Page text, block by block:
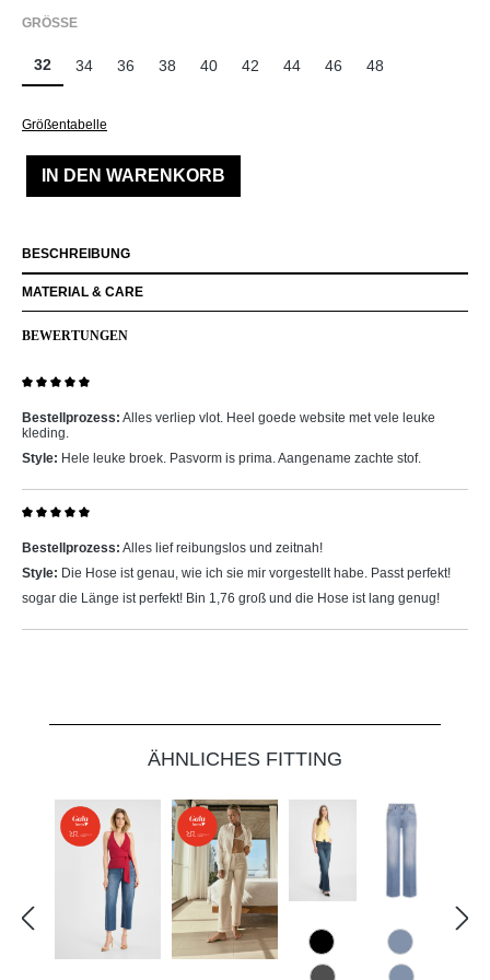
GRÖSSE AUSWÄHLEN
32 34 36 38 40 42 44 46 48
Größentabelle
IN DEN WARENKORB
BESCHREIBUNG
MATERIAL & CARE
BEWERTUNGEN
Bestellprozess: Alles verliep vlot. Heel goede website met vele leuke
kleding.
Style: Hele leuke broek. Pasvorm is prima. Aangename zachte stof.
Bestellprozess: Alles lief reibungslos und zeitnah!
Style: Die Hose ist genau, wie ich sie mir vorgestellt habe. Passt perfekt!
sogar die Länge ist perfekt! Bin 1,76 groß und die Hose ist lang genug!
ÄHNLICHES FITTING
867 Used Blue820 Used